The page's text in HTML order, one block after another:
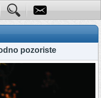
pozoriste